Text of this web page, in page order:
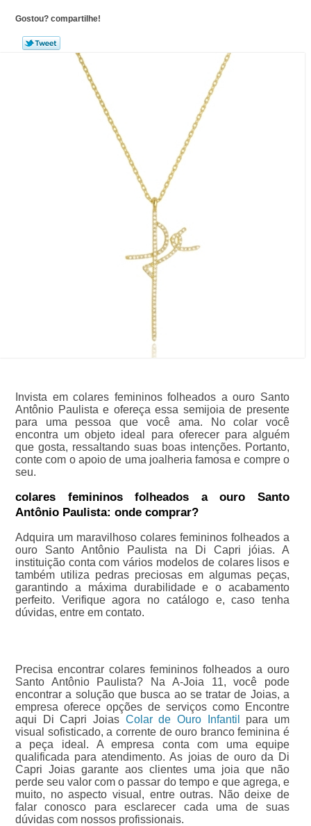
Gostou? compartilhe!
Invista em colares femininos folheados a ouro Santo
Antônio Paulista e ofereça essa semijoia de presente
para uma pessoa que você ama. No colar você
encontra um objeto ideal para oferecer para alguém
que gosta, ressaltando suas boas intenções. Portanto,
conte com o apoio de uma joalheria famosa e compre o
seu.
colares femininos folheados a ouro Santo
Antônio Paulista: onde comprar?
Adquira um maravilhoso colares femininos folheados a
ouro Santo Antônio Paulista na Di Capri jóias. A
instituição conta com vários modelos de colares lisos e
também utiliza pedras preciosas em algumas peças,
garantindo a máxima durabilidade e o acabamento
perfeito. Verifique agora no catálogo e, caso tenha
dúvidas, entre em contato.
Precisa encontrar colares femininos folheados a ouro
Santo Antônio Paulista? Na A-Joia 11, você pode
encontrar a solução que busca ao se tratar de Joias, a
empresa oferece opções de serviços como Encontre
aqui Di Capri Joias Colar de Ouro Infantil
para um
visual sofisticado, a corrente de ouro branco feminina é
a peça ideal. A empresa conta com uma equipe
qualificada para atendimento. As joias de ouro da Di
Capri Joias garante aos clientes uma joia que não
perde seu valor com o passar do tempo e que agrega, e
muito, no aspecto visual, entre outras. Não deixe de
falar conosco para esclarecer cada uma de suas
dúvidas com nossos profissionais.